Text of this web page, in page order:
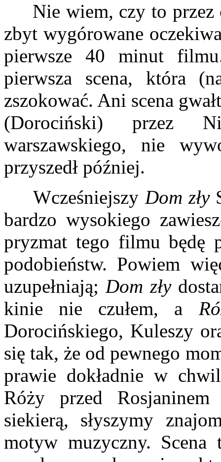
Nie wiem, czy to przez
zbyt wygórowane
pierwsze 40 minut
pierwsza scena, która
zszokować. Ani scena
(Dorociński) przez
warszawskiego, nie
przyszedł później.
Wcześniejszy Dom zły
bardzo wysokiego
pryzmat tego filmu będę
podobieństw. Powiem
uzupełniają;Dom zły
kinie nie czułem, a
Dorocińskiego, Kuleszy
się tak, że od pewnego
prawie dokładnie w
Róży przed
siekierą, słyszymy
motyw muzyczny.